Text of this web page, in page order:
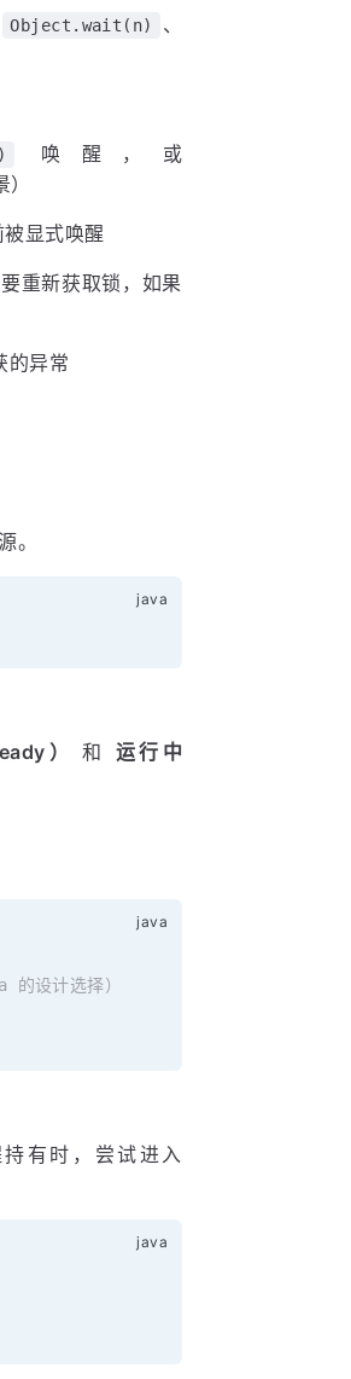
Object.wait(n) 、
唤醒，或
显式唤醒
重新获取锁，如果
的异常
。
） 和 运行中
设计选择）
有时，尝试进入